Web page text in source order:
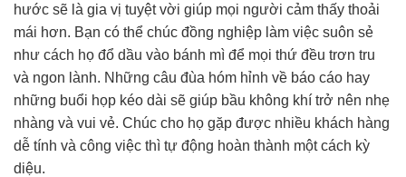
hước sẽ là gia vị tuyệt vời giúp mọi người cảm thấy thoải
mái hơn. Bạn có thể chúc đồng nghiệp làm việc suôn sẻ
như cách họ đổ dầu vào bánh mì để mọi thứ đều trơn tru
và ngon lành. Những câu đùa hóm hỉnh về báo cáo hay
những buổi họp kéo dài sẽ giúp bầu không khí trở nên nhẹ
nhàng và vui vẻ. Chúc cho họ gặp được nhiều khách hàng
dễ tính và công việc thì tự động hoàn thành một cách kỳ
diệu.